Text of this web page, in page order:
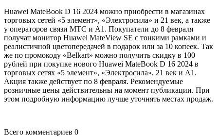
Huawei MateBook D 16 2024 можно приобрести в магазинах
торговых сетей «5 элемент», «Электросила» и 21 век, а также
у операторов связи МТС и А1. Покупатели до 8 февраля
получат монитор Huawei MateView SE с тонкими рамками и
реалистичной цветопередачей в подарок или за 10 копеек. Так
же по промокоду «Belkart» можно получить скидку в 100
рублей при покупке нового Huawei MateBook D 16 2024 в
торговых сетях «5 элемент», «Электросила», 21 век и А1.
Акция также действует по 8 февраля. Рекомендуемые
розничные цены действительны на момент публикации. При
этом подробную информацию лучше уточнять местах продаж.
Всего комментариев 0